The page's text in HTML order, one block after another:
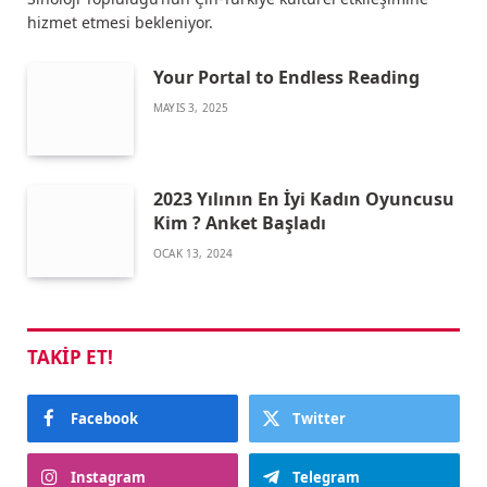
hizmet etmesi bekleniyor.
Your Portal to Endless Reading
MAYIS 3, 2025
2023 Yılının En İyi Kadın Oyuncusu
Kim ? Anket Başladı
OCAK 13, 2024
TAKIP ET!
Facebook Twitter
Instagram Telegram